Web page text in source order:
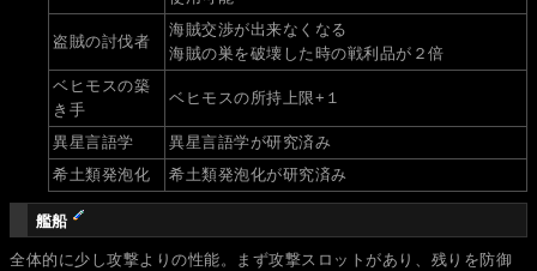
盗賊の討伐者
海賊交渉が出来なくなる
海賊の巣を破壊した時の戦利品が２倍
ベヒモスの築
き手
ベヒモスの所持上限+１
異星言語学
異星言語学が研究済み
希土類発泡化
希土類発泡化が研究済み
艦船
全体的に少し攻撃よりの性能。まず攻撃スロットがあり、残りを防御